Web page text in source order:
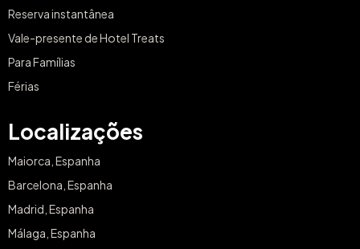
Reserva instantânea
Vale-presente de Hotel Treats
Para Famílias
Férias
Localizações
Maiorca, Espanha
Barcelona, Espanha
Madrid, Espanha
Málaga, Espanha